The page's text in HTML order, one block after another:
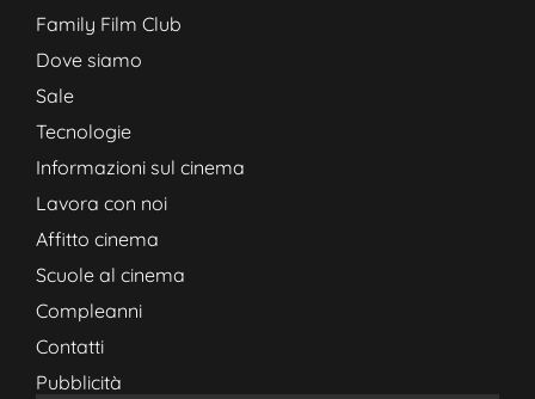
Family Film Club
Dove siamo
Sale
Tecnologie
Informazioni sul cinema
Lavora con noi
Affitto cinema
Scuole al cinema
Compleanni
Contatti
Pubblicità